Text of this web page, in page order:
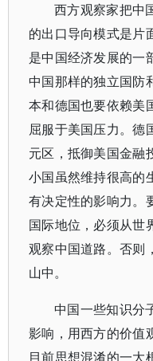
西方观察家把中
的出口导向模式是片
是中国经济发展的一
中国那样的独立国防
本和德国也要依赖美
屈服于美国压力。德
元区，抵御美国金融
小国虽然维持很高的
有决定性的影响力。
国际地位，必须从世
观察中国道路。否则
山中。
中国一些知识分
影响，用西方的价值
目前思想混淆的一大